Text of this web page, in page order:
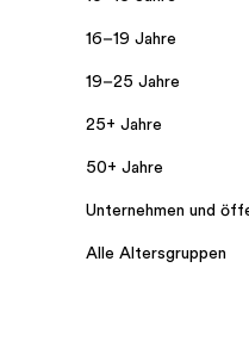
16–19 Jahre
19–25 Jahre
25+ Jahre
50+ Jahre
Unternehmen und
Alle Altersgruppen